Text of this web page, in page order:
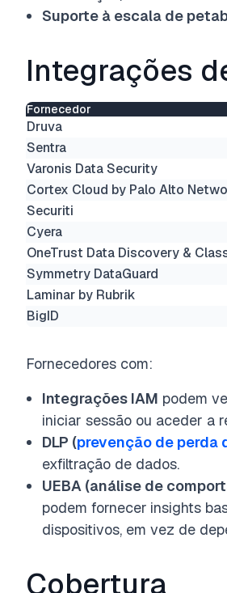
Suporte à escala de
Integrações
Fornecedor
Druva
Sentra
Varonis Data Security
Cortex Cloud by Palo Alto
Securiti
Cyera
OneTrust Data Discovery &
Symmetry DataGuard
Laminar by Rubrik
BigID
Fornecedores com:
Integrações IAM podem
iniciar sessão ou aceder a
DLP (prevenção de perda
exfiltração de dados.
UEBA (análise de
podem fornecer insights
dispositivos, em vez de
Cobertura